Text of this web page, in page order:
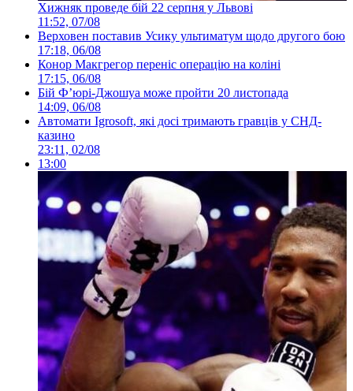
Хижняк проведе бій 22 серпня у Львові
11:52, 07/08
Верховен поставив Усику ультиматум щодо другого бою
17:18, 06/08
Конор Макгрегор переніс операцію на коліні
17:15, 06/08
Бій Ф’юрі-Джошуа може пройти 20 листопада
14:09, 06/08
Автомати Igrosoft, які досі тримають гравців у СНД-
казино
23:11, 02/08
13:00